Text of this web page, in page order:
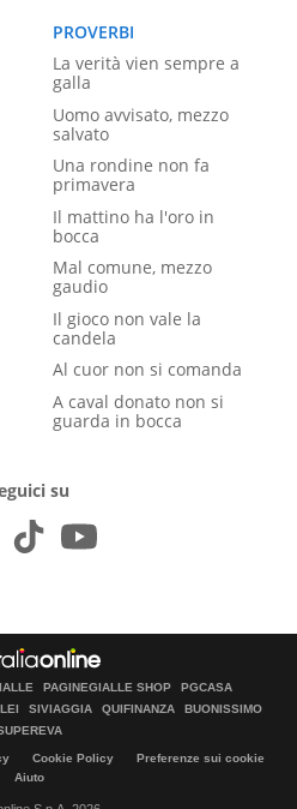
PROVERBI
La verità vien sempre a
galla
Uomo avvisato, mezzo
salvato
Una rondine non fa
primavera
Il mattino ha l'oro in
bocca
Mal comune, mezzo
gaudio
Il gioco non vale la
candela
Al cuor non si comanda
A caval donato non si
guarda in bocca
su
PAGINEGIALLE SHOP
PGCASA
SIVIAGGIA QUIFINANZA
BUONISSIMO
Cookie Policy
Preferenze sui cookie
Aiuto